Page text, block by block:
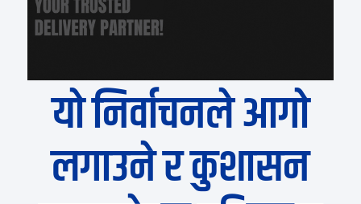
यो निर्वाचनले आगो
लगाउने र कुशासन